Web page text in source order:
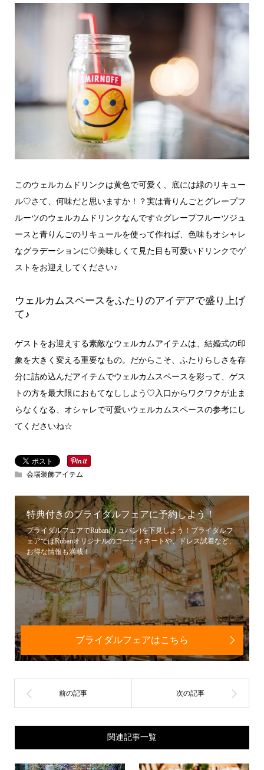
このウェルカムドリンクは黄色で可愛く、底には緑のリキュー
ル♡さて、何味だと思いますか！？実は青りんごとグレープフ
ルーツのウェルカムドリンクなんです☆グレープフルーツジュ
ースと青りんごのリキュールを使って作れば、色味もオシャレ
なグラデーションに♡美味しくて見た目も可愛いドリンクでゲ
ストをお迎えしてください♪
ウェルカムスペースをふたりのアイデアで盛り上げ
て♪
ゲストをお迎えする素敵なウェルカムアイテムは、結婚式の印
象を大きく変える重要なもの。だからこそ、ふたりらしさを存
分に詰め込んだアイテムでウェルカムスペースを彩って、ゲス
トの方を最大限におもてなししよう♡入口からワクワクが止ま
らなくなる、オシャレで可愛いウェルカムスペースの参考にし
てくださいね☆
会場装飾アイテム
特典付きのブライダルフェアに予約しよう！
ブライダルフェアでRuban(リュバン)を下見しよう！ブライダルフ
ェアではRubanオリジナルのコーディネートや、ドレス試着など、
お得な情報も満載！
ブライダルフェアはこちら
関連記事一覧